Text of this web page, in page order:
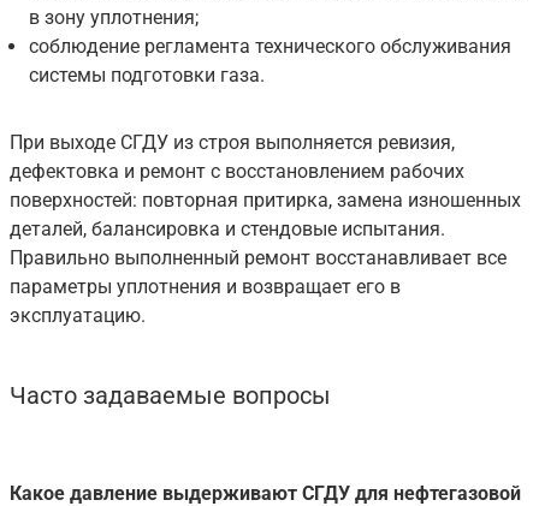
в зону уплотнения;
соблюдение регламента технического обслуживания
системы подготовки газа.
При выходе СГДУ из строя выполняется ревизия,
дефектовка и ремонт с восстановлением рабочих
поверхностей: повторная притирка, замена изношенных
деталей, балансировка и стендовые испытания.
Правильно выполненный ремонт восстанавливает все
параметры уплотнения и возвращает его в
эксплуатацию.
Часто задаваемые вопросы
Какое давление выдерживают СГДУ для нефтегазовой